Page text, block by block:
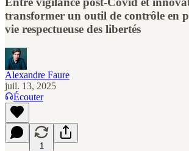
transformer un outil de contrôle en
vie respectueuse des libertés
Alexandre Faure
juil. 13, 2025
Écouter
1